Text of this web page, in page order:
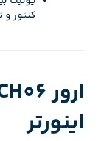
کنتور و
اینورتر